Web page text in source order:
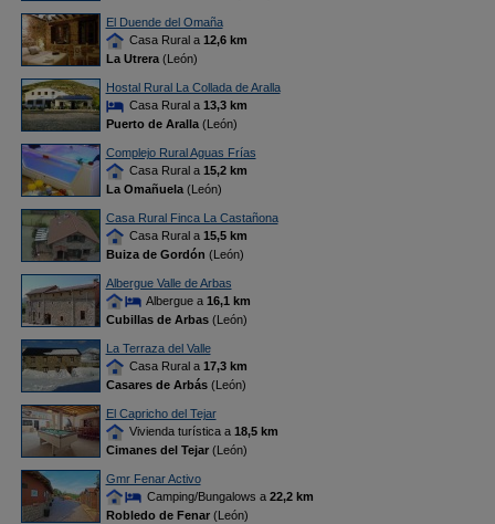
El Duende del Omaña
Casa Rural a 12,6 km
La Utrera(León)
Hostal Rural La Collada de Aralla
Casa Rural a 13,3 km
Puerto de Aralla(León)
Complejo Rural Aguas Frías
Casa Rural a 15,2 km
La Omañuela(León)
Casa Rural Finca La Castañona
Casa Rural a 15,5 km
Buiza de Gordón (León)
Albergue Valle de Arbas
Albergue a 16,1 km
Cubillas de Arbas(León)
La Terraza del Valle
Casa Rural a 17,3 km
Casares de Arbás(León)
El Capricho del Tejar
Vivienda turística a 18,5 km
Cimanes del Tejar(León)
Gmr Fenar Activo
Camping/Bungalows a 22,2 km
Robledo de Fenar(León)